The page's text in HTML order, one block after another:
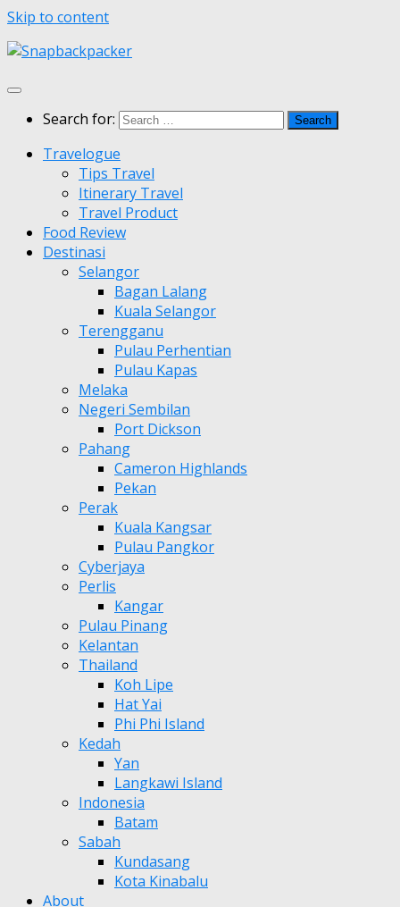
Skip to content
Search for:
Travelogue
Tips Travel
Itinerary Travel
Travel Product
Food Review
Destinasi
Selangor
Bagan Lalang
Kuala Selangor
Terengganu
Pulau Perhentian
Pulau Kapas
Melaka
Negeri Sembilan
Port Dickson
Pahang
Cameron Highlands
Pekan
Perak
Kuala Kangsar
Pulau Pangkor
Cyberjaya
Perlis
Kangar
Pulau Pinang
Kelantan
Thailand
Koh Lipe
Hat Yai
Phi Phi Island
Kedah
Yan
Langkawi Island
Indonesia
Batam
Sabah
Kundasang
Kota Kinabalu
About